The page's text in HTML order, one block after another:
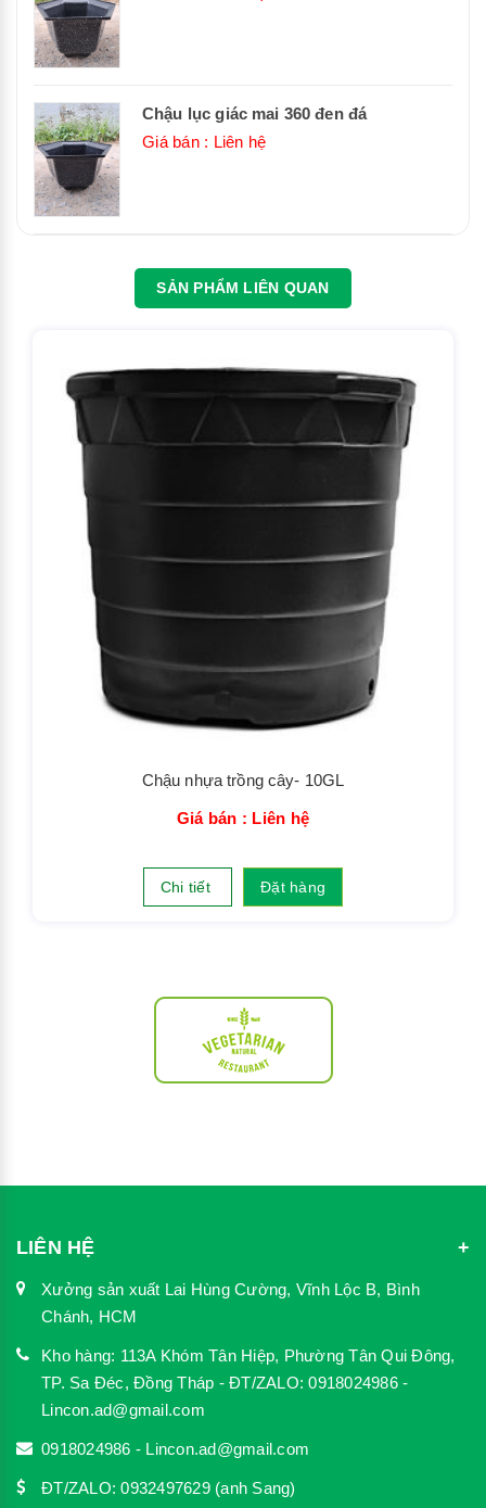
Chậu lục giác mai 360 đen đá
Giá bán : Liên hệ
SẢN PHẨM LIÊN QUAN
Chậu nhựa trồng cây- 10GL
Giá bán : Liên hệ
Chi tiết Đặt hàng
LIÊN HỆ
Xưởng sản xuất Lai Hùng Cường, Vĩnh Lộc B, Bình
Chánh, HCM
Kho hàng: 113A Khóm Tân Hiệp, Phường Tân Qui Đông,
TP. Sa Đéc, Đồng Tháp - ĐT/ZALO: 0918024986 -
Lincon.ad@gmail.com
0918024986 - Lincon.ad@gmail.com
ĐT/ZALO: 0932497629 (anh Sang)